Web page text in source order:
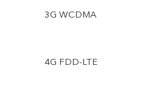
3G WCDMA
4G FDD-LTE